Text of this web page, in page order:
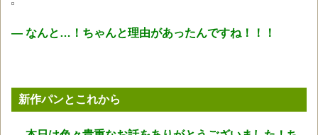
― なんと…！ちゃんと理由があったんですね！！！
新作パンとこれから